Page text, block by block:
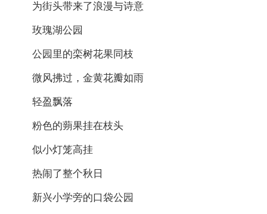
为街头带来了浪漫与诗意
玫瑰湖公园
公园里的栾树花果同枝
微风拂过，金黄花瓣如雨
轻盈飘落
粉色的蒴果挂在枝头
似小灯笼高挂
热闹了整个秋日
新兴小学旁的口袋公园